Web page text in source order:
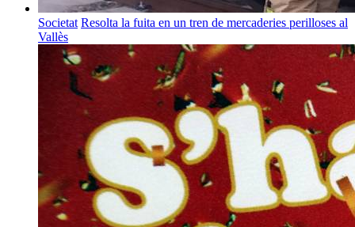
Societat Resolta la fuita en un tren de mercaderies perilloses al
Vallès